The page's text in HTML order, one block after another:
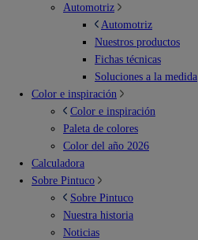
Automotriz
Automotriz
Nuestros productos
Fichas técnicas
Soluciones a la medida
Color e inspiración
Color e inspiración
Paleta de colores
Color del año 2026
Calculadora
Sobre Pintuco
Sobre Pintuco
Nuestra historia
Noticias